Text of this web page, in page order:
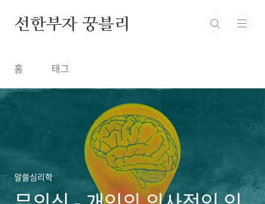
선한부자 꿍블리
홈 태그
알쓸심리학